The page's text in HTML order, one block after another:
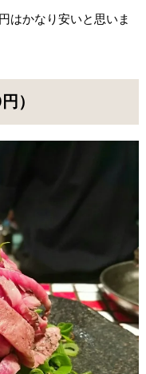
はかなり安いと思いま
）